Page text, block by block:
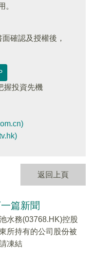
。
面確認及授權後，
握投資先機
返回上頁
篇新聞
水務(03768.HK)控股
所持有的公司股份被
凍結